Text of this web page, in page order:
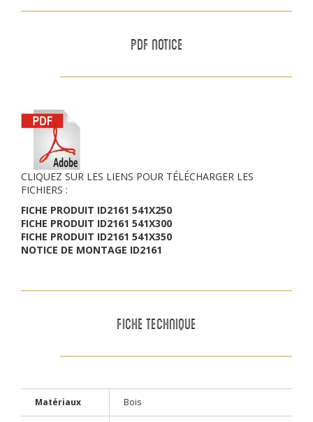
PDF NOTICE
CLIQUEZ SUR LES LIENS POUR TÉLÉCHARGER LES
FICHIERS :
FICHE PRODUIT ID2161 541X250
FICHE PRODUIT ID2161 541X300
FICHE PRODUIT ID2161 541X350
NOTICE DE MONTAGE ID2161
FICHE TECHNIQUE
Matériaux Bois